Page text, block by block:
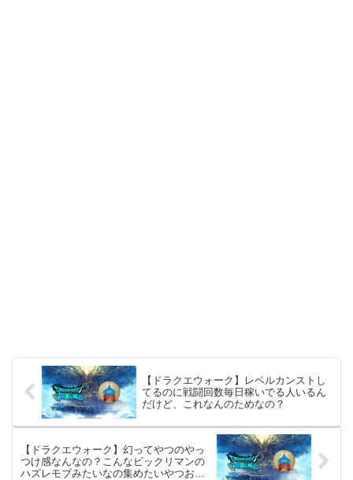
【ドラクエウォーク】レベルカンストし
てるのに戦闘回数毎日稼いでる人いるん
だけど、これなんのためなの？
【ドラクエウォーク】幻ってやつのやっ
つけ感なんなの？こんなビックリマンの
ハズレモブみたいなの集めたいやつおる